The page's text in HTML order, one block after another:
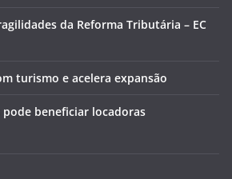
da Reforma Tributária – EC
turismo e acelera expansão
beneficiar locadoras